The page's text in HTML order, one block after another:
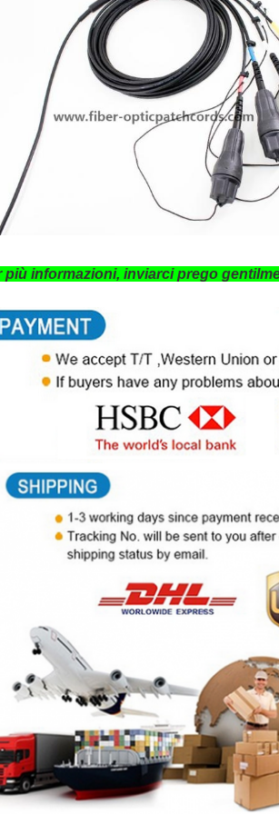
più informazioni, inviarci prego